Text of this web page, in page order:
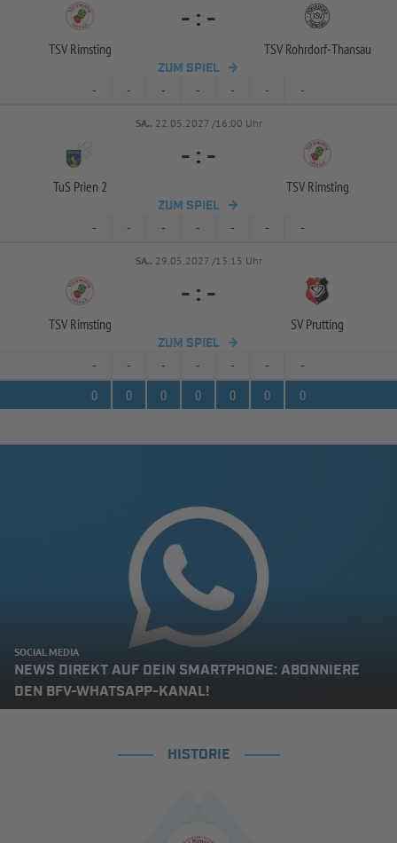
TSV Rimsting
- : -
TSV Rohrdorf-Thansau
ZUM SPIEL
- - - - - - -
SA.. 22.05.2027 /16:00 Uhr
TuS Prien 2
- : -
TSV Rimsting
ZUM SPIEL
- - - - - - -
SA.. 29.05.2027 /13:15 Uhr
TSV Rimsting
- : -
SV Prutting
ZUM SPIEL
- - - - - -
-
0
0 0 0 0 0 0
SOCIAL MEDIA
NEWS DIREKT AUF DEIN SMARTPHONE: ABONNIERE
DEN BFV-WHATSAPP-KANAL!
HISTORIE